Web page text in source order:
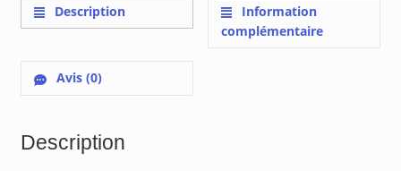
Description
Information
complémentaire
Avis (0)
Description